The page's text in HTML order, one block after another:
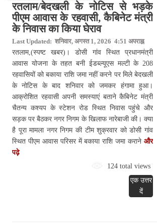
रतलाम/बेदखली के नोटिस से भड़के
पीएम आवास के रहवासी, कैबिनेट मंत्री
के निवास का किया घेराव
Last Updated: शनिवार, अगस्त 1, 2026 4:51 अपराह्न
रतलाम,(स्पष्ट खबर)। डोसी गांव स्थित प्रधानमंत्री
आवास योजना के तहत बनी ईडब्ल्यूएस मल्टी के 208
रहवासियों को बकाया राशि जमा नहीं करने पर मिले बेदखली
के नोटिस के बाद शनिवार को जमकर हंगामा हुआ।
आक्रोशित रहवासी अपनी समस्याएं बताने कैबिनेट मंत्री
चैतन्य कश्यप के स्टेशन रोड स्थित निवास पहुंचे और
सड़क पर बैठकर नगर निगम के खिलाफ नारेबाजी की। क्या
है पूरा मामला नगर निगम की टीम शुक्रवार को डोसी गांव
स्थित पीएम आवास परिसर में बकाया राशि जमा कराने और
पढ़े
124 total views
एक उत्तर
दें